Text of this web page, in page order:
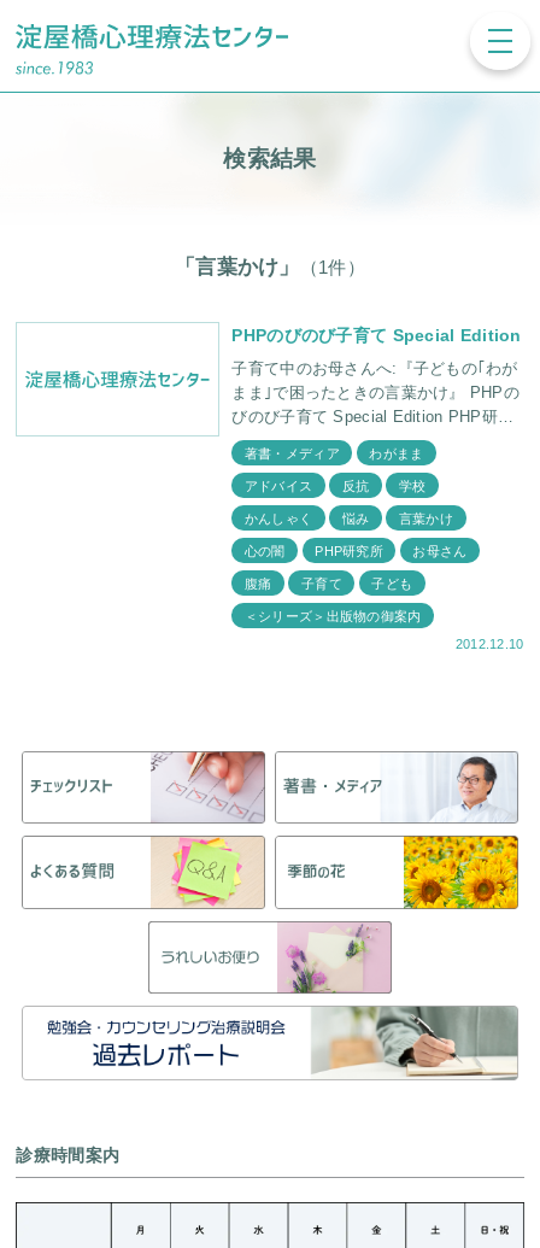
検索結果
「言葉かけ」 （1件）
PHPのびのび子育て Special Edition
子育て中のお母さんへ:『子どもの｢わが
まま｣で困ったときの言葉かけ』 PHPの
びのび子育て Special Edition PHP研究
所 福田俊一 精神科医・所長 増井昌美
家族問題研究室長
著書・メディア わがまま
アドバイス 反抗 学校
かんしゃく 悩み 言葉かけ
心の闇 PHP研究所 お母さん
腹痛 子育て 子ども
＜シリーズ＞出版物の御案内
2012.12.10
診療時間案内